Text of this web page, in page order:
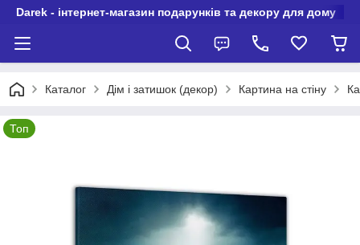
Darek - інтернет-магазин подарунків та декору для дому
Каталог Дім і затишок (декор) Картина на стіну
Топ